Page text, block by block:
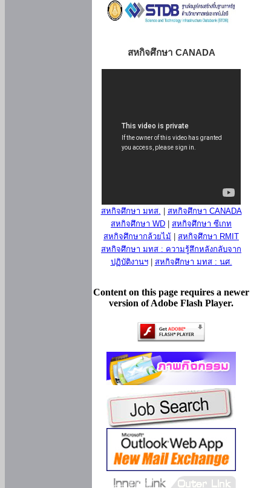
สหกิจศึกษา CANADA
สหกิจศึกษา มทส.
สหกิจศึกษา CANADA
สหกิจศึกษา WD
สหกิจศึกษา ซีเกท
สหกิจศึกษากล้วยไม้
สหกิจศึกษา RMIT
สหกิจศึกษา มทส : ความรู้สึกหลังกลับจาก
ปฏิบัติงานฯ| สหกิจศึกษา มทส : นศ.
Content on this page requires a newer
version of Adobe Flash Player.